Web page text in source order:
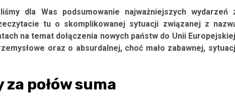
dla Was podsumowanie najważniejszych wydarzeń
tu o skomplikowanej sytuacji związanej z
na temat dołączenia nowych państw do Unii
oraz o absurdalnej, choć mało zabawnej,
połów suma